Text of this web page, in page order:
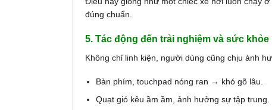
đúng chuẩn.
5. Tác động đến trải nghiệm và sức
Không chỉ linh kiện, người dùng cũng chịu ảnh
Bàn phím, touchpad nóng ran → khó gõ lâu.
Quạt gió kêu ầm ầm, ảnh hưởng sự tập trung.